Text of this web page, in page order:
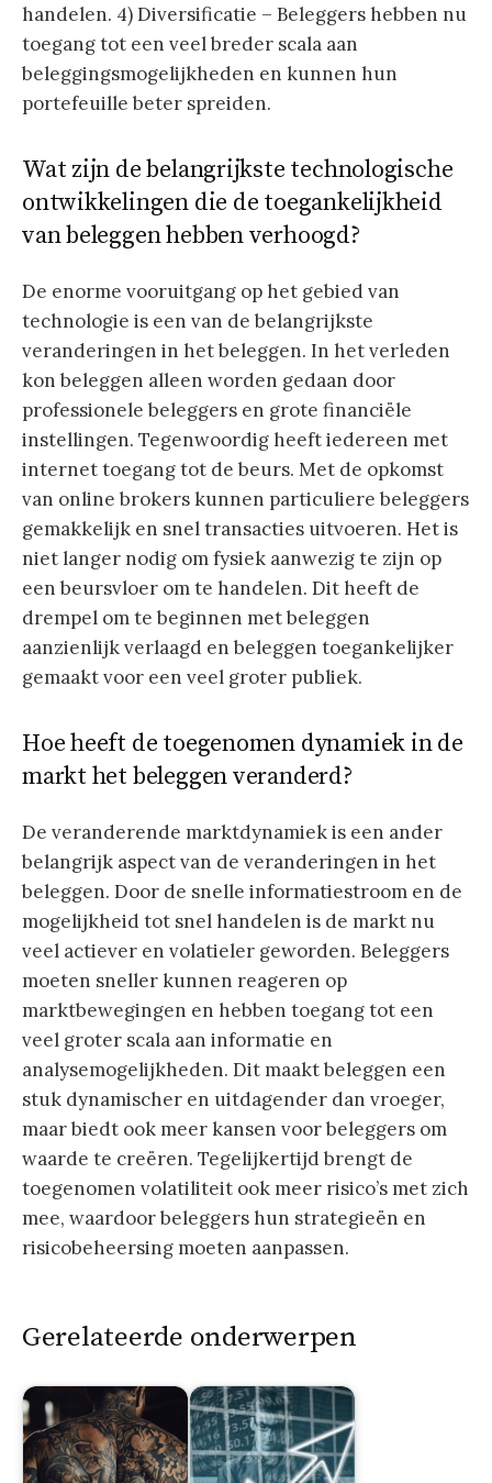
handelen. 4) Diversificatie – Beleggers hebben nu
toegang tot een veel breder scala aan
beleggingsmogelijkheden en kunnen hun
portefeuille beter spreiden.
Wat zijn de belangrijkste technologische
ontwikkelingen die de toegankelijkheid
van beleggen hebben verhoogd?
De enorme vooruitgang op het gebied van
technologie is een van de belangrijkste
veranderingen in het beleggen. In het verleden
kon beleggen alleen worden gedaan door
professionele beleggers en grote financiële
instellingen. Tegenwoordig heeft iedereen met
internet toegang tot de beurs. Met de opkomst
van online brokers kunnen particuliere beleggers
gemakkelijk en snel transacties uitvoeren. Het is
niet langer nodig om fysiek aanwezig te zijn op
een beursvloer om te handelen. Dit heeft de
drempel om te beginnen met beleggen
aanzienlijk verlaagd en beleggen toegankelijker
gemaakt voor een veel groter publiek.
Hoe heeft de toegenomen dynamiek in de
markt het beleggen veranderd?
De veranderende marktdynamiek is een ander
belangrijk aspect van de veranderingen in het
beleggen. Door de snelle informatiestroom en de
mogelijkheid tot snel handelen is de markt nu
veel actiever en volatieler geworden. Beleggers
moeten sneller kunnen reageren op
marktbewegingen en hebben toegang tot een
veel groter scala aan informatie en
analysemogelijkheden. Dit maakt beleggen een
stuk dynamischer en uitdagender dan vroeger,
maar biedt ook meer kansen voor beleggers om
waarde te creëren. Tegelijkertijd brengt de
toegenomen volatiliteit ook meer risico’s met zich
mee, waardoor beleggers hun strategieën en
risicobeheersing moeten aanpassen.
Gerelateerde onderwerpen